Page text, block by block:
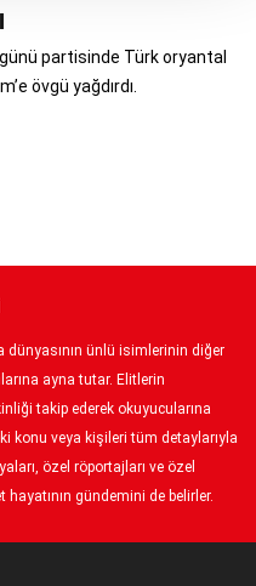
partisinde Türk oryantal
övgü yağdırdı.
ünlü isimlerinin diğer
ayna tutar. Elitlerin
takip ederek okuyucularına
konu veya kişileri tüm detaylarıyla
özel röportajları ve özel
gündemini de belirler.